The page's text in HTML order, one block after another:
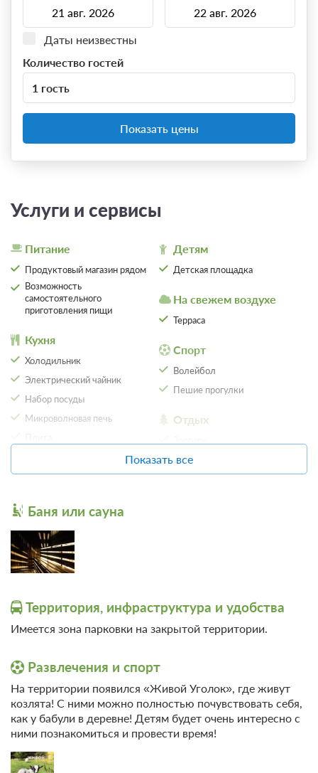
Даты неизвестны
Количество гостей
1 гость
Показать цены
Услуги и сервисы
Питание
Продуктовый магазин рядом
Возможность
самостоятельного
приготовления пищи
Кухня
Холодильник
Электрический чайник
Набор посуды
Микроволновая печь
Детям
Детская площадка
На свежем воздухе
Терраса
Спорт
Волейбол
Пешие прогулки
Отдых
Показать все
Баня или сауна
Территория, инфраструктура и удобства
Имеется зона парковки на закрытой территории.
Развлечения и спорт
На территории появился «Живой Уголок», где живут
козлята! С ними можно полностью почувствовать себя,
как у бабули в деревне! Детям будет очень интересно с
ними познакомиться и провести время!